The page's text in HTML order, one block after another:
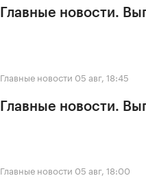
Главные новости.
Главные новости 05 авг, 18:45
Главные новости.
Главные новости 05 авг, 18:00